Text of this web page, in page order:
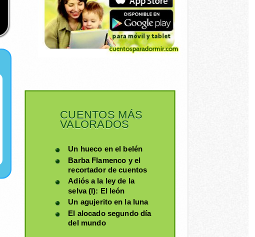
CUENTOS MÁS
VALORADOS
Un hueco en el belén
Barba Flamenco y el
recortador de cuentos
Adiós a la ley de la
selva (I): El león
Un agujerito en la luna
El alocado segundo día
del mundo